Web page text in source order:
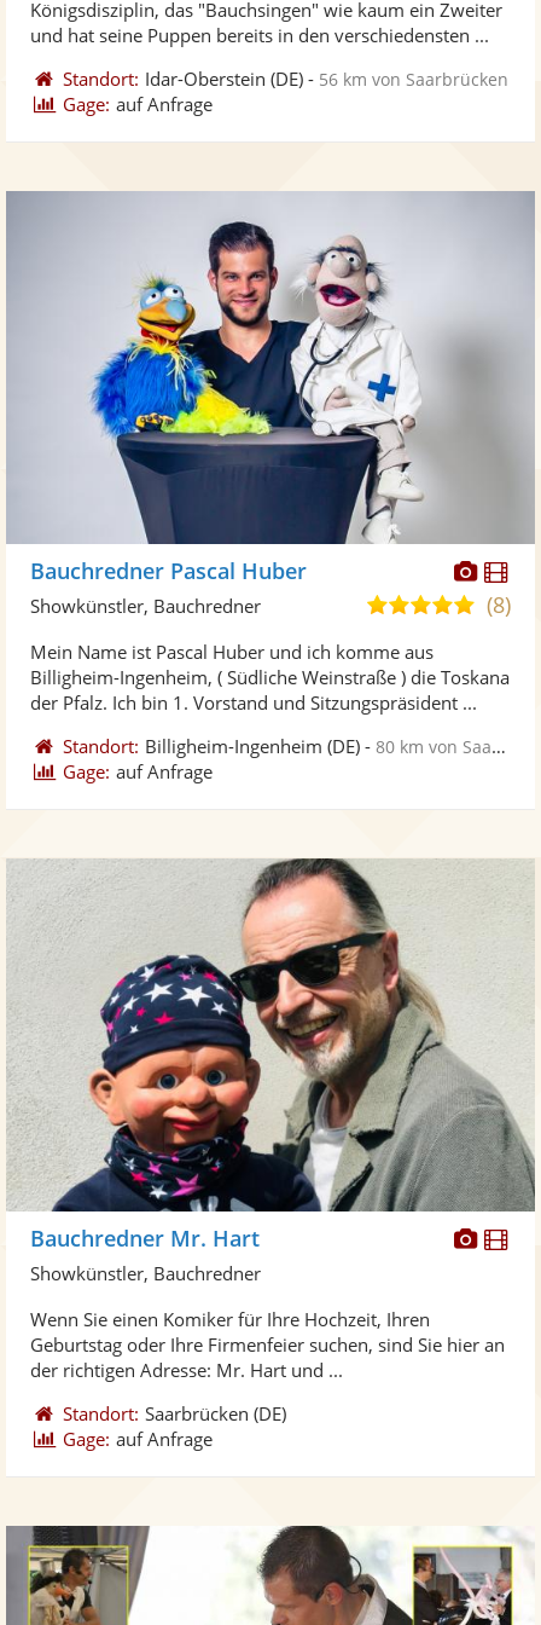
Königsdisziplin, das "Bauchsingen" wie kaum ein Zweiter
und hat seine Puppen bereits in den verschiedensten ...
Standort: Idar-Oberstein (DE) - 56 km von Saarbrücken
Gage: auf Anfrage
Bauchredner Pascal Huber
4,9(8)
Showkünstler, Bauchredner
Mein Name ist Pascal Huber und ich komme aus
Billigheim-Ingenheim, ( Südliche Weinstraße ) die Toskana
der Pfalz. Ich bin 1. Vorstand und Sitzungspräsident ...
Standort: Billigheim-Ingenheim (DE) -80 km von Saarbrücken
Gage: auf Anfrage
Bauchredner Mr. Hart
Showkünstler, Bauchredner
Wenn Sie einen Komiker für Ihre Hochzeit, Ihren
Geburtstag oder Ihre Firmenfeier suchen, sind Sie hier an
der richtigen Adresse: Mr. Hart und ...
Standort: Saarbrücken (DE)
Gage: auf Anfrage